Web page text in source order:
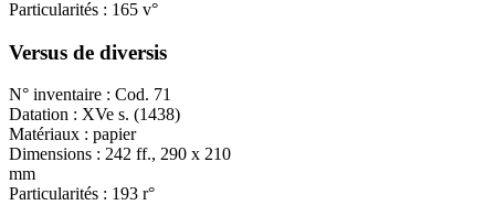
Particularités : 165 v°
Versus de diversis
N° inventaire : Cod. 71
Datation : XVe s. (1438)
Matériaux : papier
Dimensions : 242 ff., 290 x 210
mm
Particularités : 193 r°